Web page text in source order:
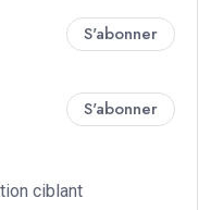
S'abonner
S'abonner
ciblant